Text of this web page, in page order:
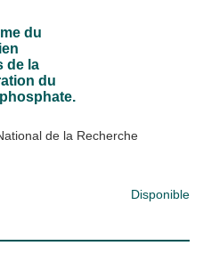
du
de la
du
de la Recherche
Disponible